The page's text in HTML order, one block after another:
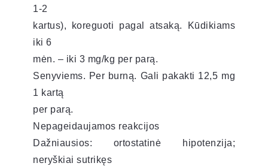
1-2
kartus), koreguoti pagal atsaką. Kūdikiams
iki 6
mėn. – iki 3 mg/kg per parą.
Senyviems. Per burną. Gali pakakti 12,5 mg
1 kartą
per parą.
Nepageidaujamos reakcijos
Dažniausios: ortostatinė hipotenzija;
neryškiai sutrikęs